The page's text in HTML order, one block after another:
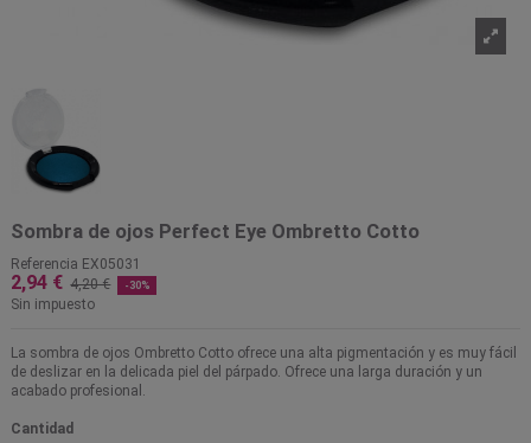
Sombra de ojos Perfect Eye Ombretto Cotto
Referencia EX05031
2,94 € 4,20 € -30%
Sin impuesto
La sombra de ojos Ombretto Cotto ofrece una alta pigmentación y es muy fácil
de deslizar en la delicada piel del párpado. Ofrece una larga duración y un
acabado profesional.
Cantidad